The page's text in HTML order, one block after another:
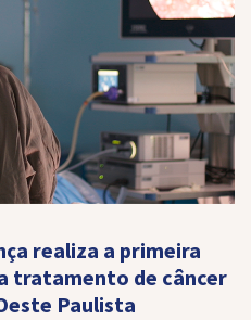
realiza a primeira
tratamento de câncer
Paulista